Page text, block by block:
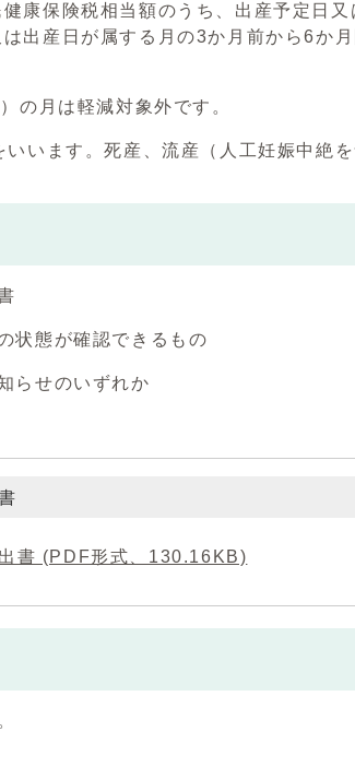
康保険税相当額のうち、出産予定日
出産日が属する月の3か月前から6か
の月は軽減対象外です。
います。死産、流産（人工妊娠中絶
状態が確認できるもの
らせのいずれか
書 (PDF形式、130.16KB)